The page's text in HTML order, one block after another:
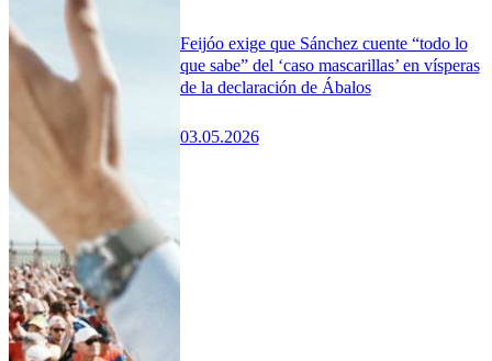
Feijóo exige que Sánchez cuente “todo lo
que sabe” del ‘caso mascarillas’ en vísperas
de la declaración de Ábalos
03.05.2026